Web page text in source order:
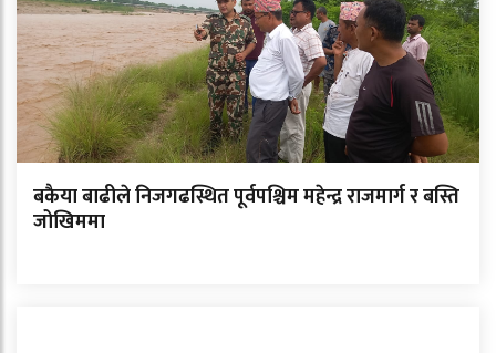
बकैया बाढीले निजगढस्थित पूर्वपश्चिम महेन्द्र राजमार्ग र बस्ति
जोखिममा